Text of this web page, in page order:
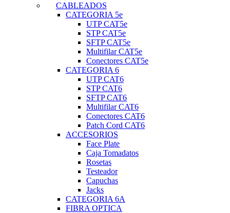
CABLEADOS
CATEGORIA 5e
UTP CAT5e
STP CAT5e
SFTP CAT5e
Multifilar CAT5e
Conectores CAT5e
CATEGORIA 6
UTP CAT6
STP CAT6
SFTP CAT6
Multifilar CAT6
Conectores CAT6
Patch Cord CAT6
ACCESORIOS
Face Plate
Caja Tomadatos
Rosetas
Testeador
Capuchas
Jacks
CATEGORIA 6A
FIBRA OPTICA